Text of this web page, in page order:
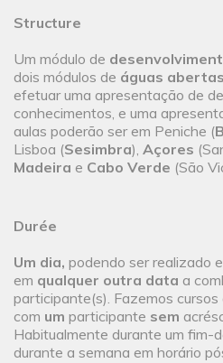
Structure
Um módulo de
dois módulos de águas
efetuar uma apresentação de
conhecimentos, e uma
aulas poderão ser em Peniche (
Lisboa (Sesimbra), Açores
Madeira e Cabo Verde (São
Durée
Um dia, podendo ser realizado
em qualquer outra data a
participante(s). Fazemos cursos
com um participante sem
Habitualmente durante um fim-
durante a semana em horário